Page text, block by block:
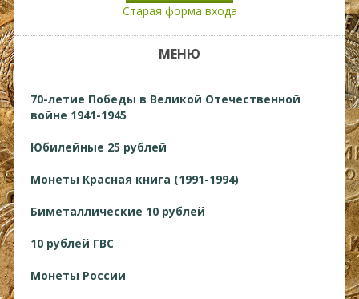
Старая форма входа
МЕНЮ
70-летие Победы в Великой Отечественной
войне 1941-1945
Юбилейные 25 рублей
Монеты Красная книга (1991-1994)
Биметаллические 10 рублей
10 рублей ГВС
Монеты России